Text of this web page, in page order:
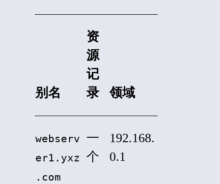
别名
资
源
记
录
领域
webserv
er1.yxz
.com
一
个
192.168.
0.1